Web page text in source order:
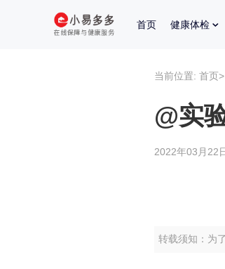
首页 健康体检
当前位置: 首页>
@实
2022年03月22
转载须知：为